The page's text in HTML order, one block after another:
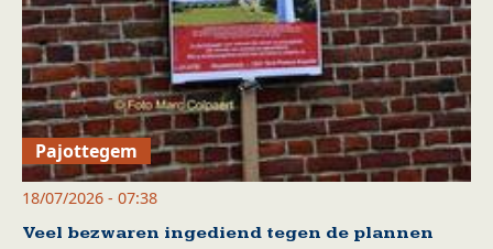
Pajottegem
18/07/2026 - 07:38
Veel bezwaren ingediend tegen de plannen